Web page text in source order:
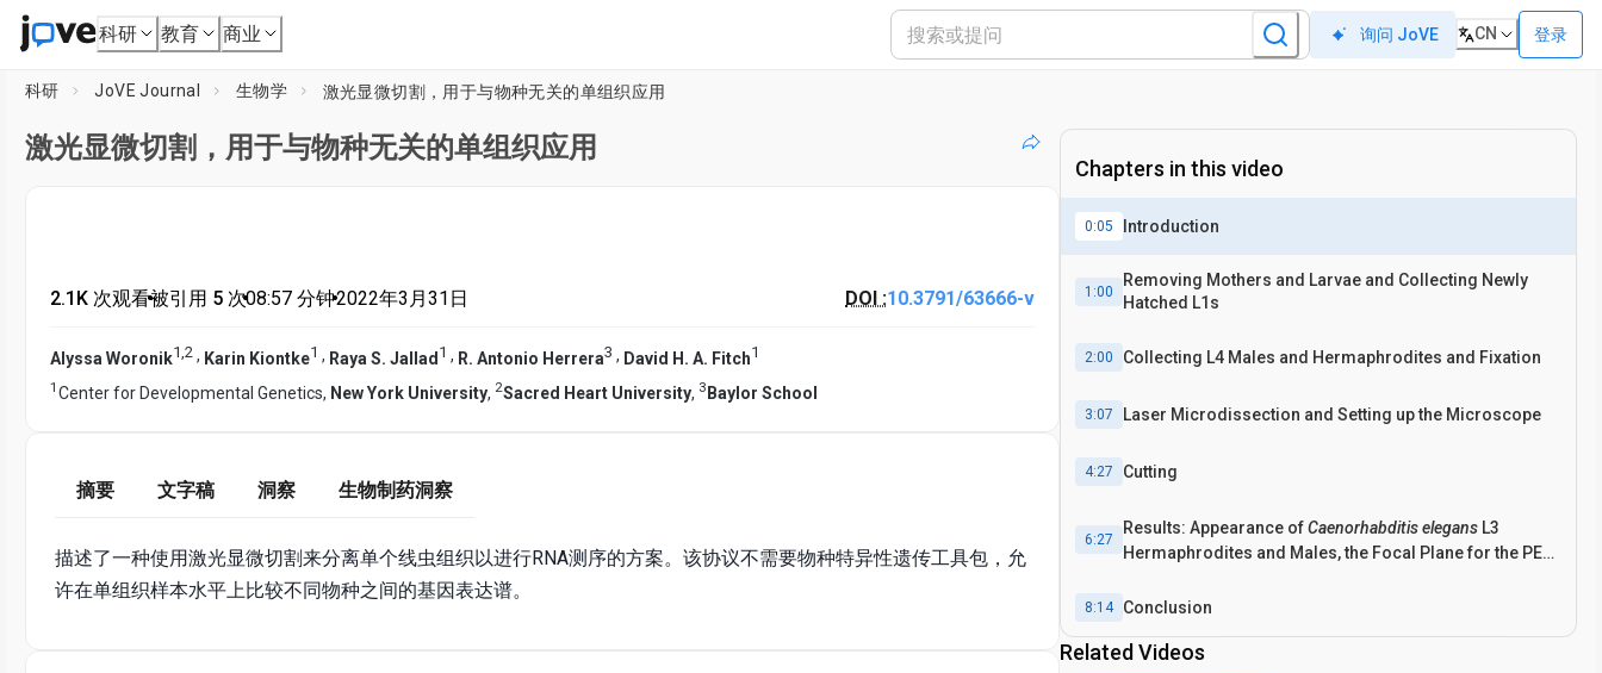
科研 教育 商业 询问 JoVE CN 登录
科研 JoVE Journal 生物学 激光显微切割，用于与物种无关的单组织应用
激光显微切割，用于与物种无关的单组织应用
2.1K 次观看•被引用 5 次•08:57 分钟•2022年3月31日 DOI :10.3791/63666-v
Alyssa Woronik1,2 , Karin Kiontke1 , Raya S. Jallad 1 , R. Antonio Herrera3 , David H. A. Fitch1
1 Center for Developmental Genetics, New York University, 2Sacred Heart University, 3 Baylor School
摘要 文字稿 洞察 生物制药洞察
描述了一种使用激光显微切割来分离单个线虫组织以进行RNA测序的方案。该协议不需要物种特异性遗传工具包，允
许在单组织样本水平上比较不同物种之间的基因表达谱。
Chapters in this video
0:05 Introduction
1:00
Removing Mothers and Larvae and Collecting Newly
Hatched L1s
2:00 Collecting L4 Males and Hermaphrodites and Fixation
3:07 Laser Microdissection and Setting up the Microscope
4:27 Cutting
6:27
Results: Appearance ofCaenorhabditis elegans L3
Hermaphrodites and Males, the Focal Plane for the PEN
Analysis Using PowsimR
8:14 Conclusion
Related Videos